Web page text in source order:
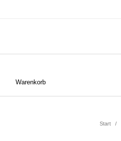
Warenkorb
Start /